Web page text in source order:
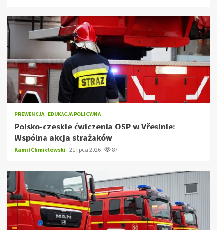
PREWENCJA I EDUKACJA POLICYJNA
Polsko-czeskie ćwiczenia OSP w Vřesinie:
Wspólna akcja strażaków
Kamil Chmielewski 21 lipca 2026 87